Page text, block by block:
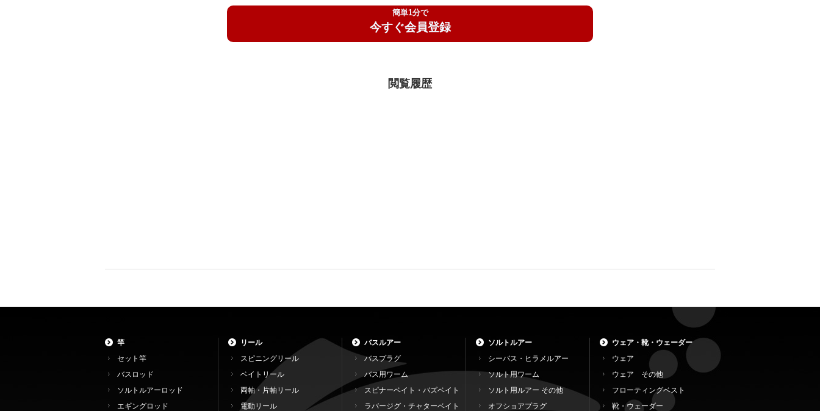
簡単1分で
今すぐ会員登録
閲覧履歴
竿
セット竿
バスロッド
ソルトルアーロッド
エギングロッド
リール
スピニングリール
ベイトリール
両軸・片軸リール
電動リール
バスルアー
バスプラグ
バス用ワーム
スピナーベイト・バズベイト
ラバージグ・チャターベイト
ソルトルアー
シーバス・ヒラメルアー
ソルト用ワーム
ソルト用ルアー その他
オフショアプラグ
ウェア・靴・ウェーダー
ウェア
ウェア その他
フローティングベスト
靴・ウェーダー